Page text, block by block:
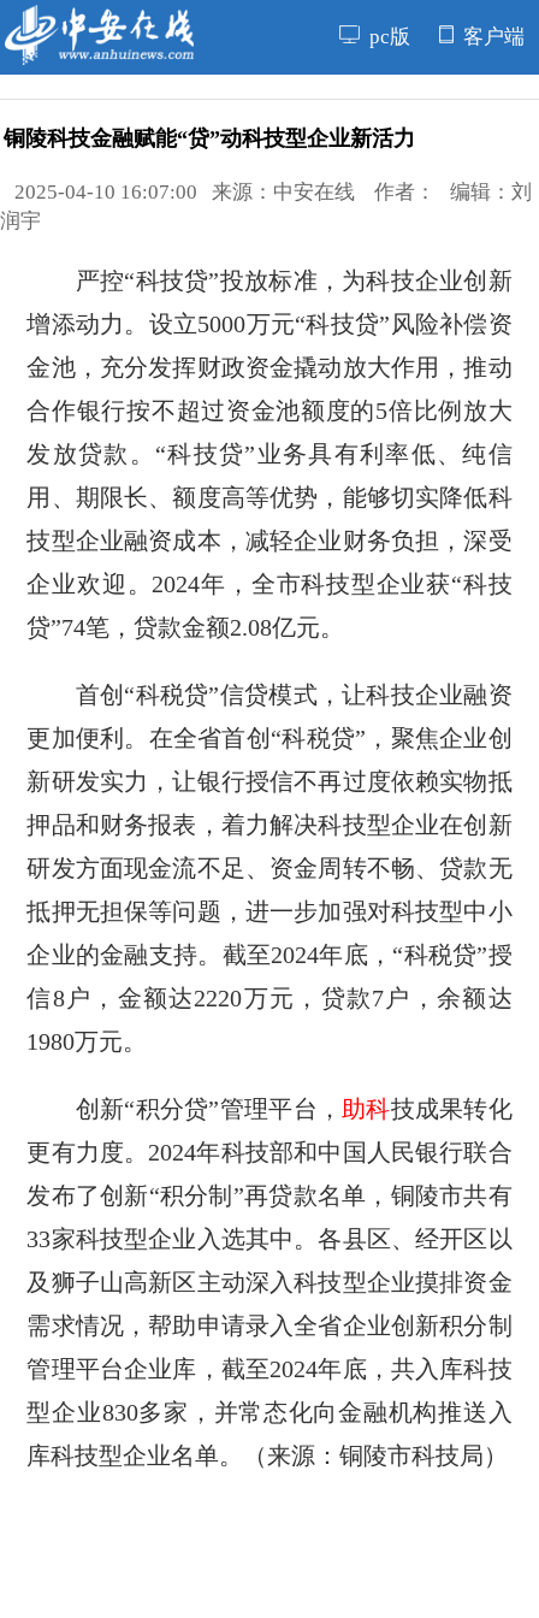
pc版 客户端
铜陵科技金融赋能“贷”动科技型企业新活力
2025-04-10 16:07:00 来源：中安在线 作者： 编辑：刘
润宇
严控“科技贷”投放标准，为科技企业创新
增添动力。设立5000万元“科技贷”风险补偿资
金池，充分发挥财政资金撬动放大作用，推动
合作银行按不超过资金池额度的5倍比例放大
发放贷款。“科技贷”业务具有利率低、纯信
用、期限长、额度高等优势，能够切实降低科
技型企业融资成本，减轻企业财务负担，深受
企业欢迎。2024年，全市科技型企业获“科技
贷”74笔，贷款金额2.08亿元。
首创“科税贷”信贷模式，让科技企业融资
更加便利。在全省首创“科税贷”，聚焦企业创
新研发实力，让银行授信不再过度依赖实物抵
押品和财务报表，着力解决科技型企业在创新
研发方面现金流不足、资金周转不畅、贷款无
抵押无担保等问题，进一步加强对科技型中小
企业的金融支持。截至2024年底，“科税贷”授
信8户，金额达2220万元，贷款7户，余额达
1980万元。
创新“积分贷”管理平台， 助科技成果转化
更有力度。2024年科技部和中国人民银行联合
发布了创新“积分制”再贷款名单，铜陵市共有
33家科技型企业入选其中。各县区、经开区以
及狮子山高新区主动深入科技型企业摸排资金
需求情况，帮助申请录入全省企业创新积分制
管理平台企业库，截至2024年底，共入库科技
型企业830多家，并常态化向金融机构推送入
库科技型企业名单。（来源：铜陵市科技局）